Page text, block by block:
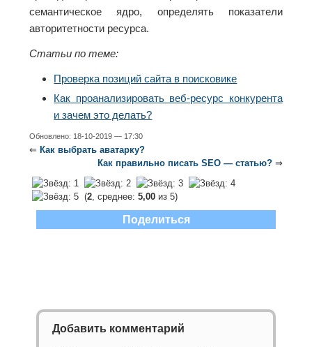
семантическое ядро, определять показатели
авторитетности ресурса.
Статьи по теме:
Проверка позиций сайта в поисковике
Как проанализировать веб-ресурс конкурента
и зачем это делать?
Обновлено: 18-10-2019 — 17:30
⇐ Как выбрать аватарку?
Как правильно писать SEO — статью?⇒
(2, среднее:5,00 из 5)
Поделиться
Добавить комментарий